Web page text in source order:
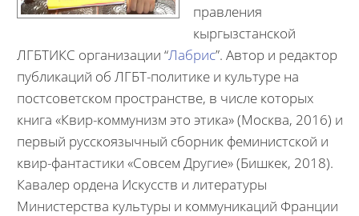
правления
кыргызстанской
ЛГБТИКС организации “Лабрис”. Автор и редактор
публикаций об ЛГБТ-политике и культуре на
постсоветском пространстве, в числе которых
книга «Квир-коммунизм это этика» (Москва, 2016) и
первый русскоязычный сборник феминистской и
квир-фантастики «Совсем Другие» (Бишкек, 2018).
Кавалер ордена Искусств и литературы
Министерства культуры и коммуникаций Франции